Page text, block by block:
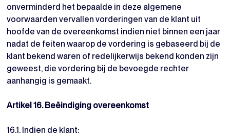
onverminderd het bepaalde in deze algemene
voorwaarden vervallen vorderingen van de klant uit
hoofde van de overeenkomst indien niet binnen een jaar
nadat de feiten waarop de vordering is gebaseerd bij de
klant bekend waren of redelijkerwijs bekend konden zijn
geweest, die vordering bij de bevoegde rechter
aanhangig is gemaakt.
Artikel 16. Beëindiging overeenkomst
16.1. Indien de klant: